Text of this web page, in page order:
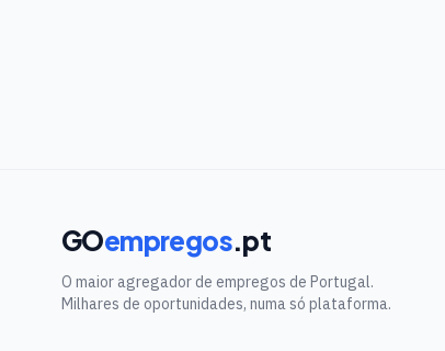
GOempregos.pt
O maior agregador de empregos de Portugal.
Milhares de oportunidades, numa só plataforma.